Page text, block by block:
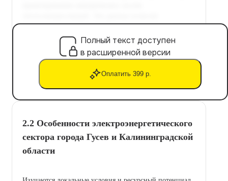
Полный текст доступен
в расширенной версии
Оплатить 399 р.
2.2 Особенности электроэнергетического
сектора города Гусев и Калининградской
области